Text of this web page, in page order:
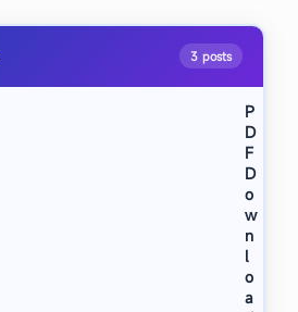
3 posts
P
D
F
D
o
w
n
l
o
a